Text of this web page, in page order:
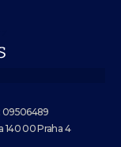
09506489
140 00 Praha 4